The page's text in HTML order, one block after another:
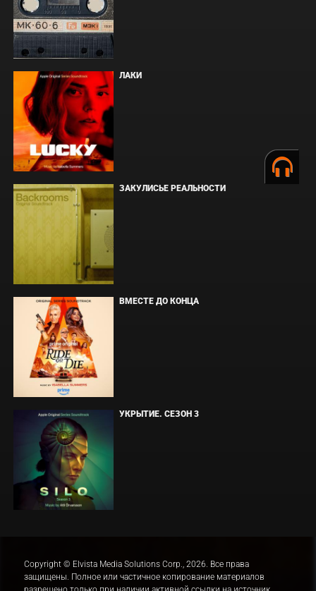
ЛАКИ
ЗАКУЛИСЬЕ РЕАЛЬНОСТИ
ВМЕСТЕ ДО КОНЦА
УКРЫТИЕ. СЕЗОН 3
Copyright © Elvista Media Solutions Corp., 2026. Все права
защищены. Полное или частичное копирование материалов